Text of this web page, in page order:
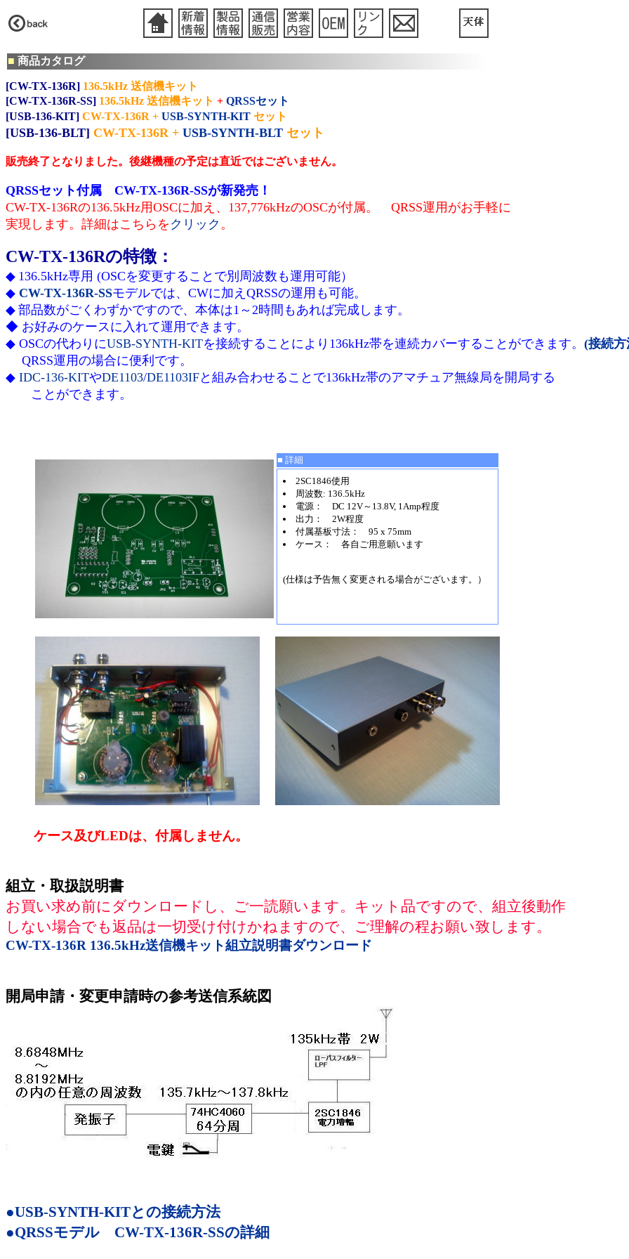
■ 商品カタログ
[CW-TX-136R] 136.5kHz 送信機キット
[CW-TX-136R-SS] 136.5kHz 送信機キット + QRSSセット
[USB-136-KIT] CW-TX-136R + USB-SYNTH-KIT セット
[USB-136-BLT] CW-TX-136R + USB-SYNTH-BLT セット
販売終了となりました。後継機種の予定は直近ではございません。
QRSSセット付属 CW-TX-136R-SSが新発売！
CW-TX-136Rの136.5kHz用OSCに加え、137,776kHzのOSCが付属。 QRSS運用がお手軽に
実現します。詳細はこちらを クリック 。
CW-TX-136Rの特徴：
◆ 136.5kHz専用 (OSCを変更することで別周波数も運用可能）
◆ CW-TX-136R-SSモデルでは、CWに加えQRSSの運用も可能。
◆ 部品数がごくわずかですので、本体は1～2時間もあれば完成します。
◆ お好みのケースに入れて運用できます。
◆ OSCの代わりにUSB-SYNTH-KITを接続することにより136kHz帯を連続カバーすることができます。 (接続方
QRSS運用の場合に便利です。
◆ IDC-136-KITやDE1103/DE1103IFと組み合わせることで136kHz帯のアマチュア無線局を開局する
ことができます。
■ 詳細
2SC1846使用
周波数: 136.5kHz
電源： DC 12V～13.8V, 1Amp程度
出力： 2W程度
付属基板寸法： 95 x 75mm
ケース： 各自ご用意願います
(仕様は予告無く変更される場合がございます。）
ケース及びLEDは、付属しません。
組立・取扱説明書
お買い求め前にダウンロードし、ご一読願います。キット品ですので、組立後動作
しない場合でも返品は一切受け付けかねますので、ご理解の程お願い致します。
CW-TX-136R 136.5kHz送信機キット組立説明書ダウンロード
開局申請・変更申請時の参考送信系統図
●USB-SYNTH-KITとの接続方法
●QRSSモデル CW-TX-136R-SSの詳細